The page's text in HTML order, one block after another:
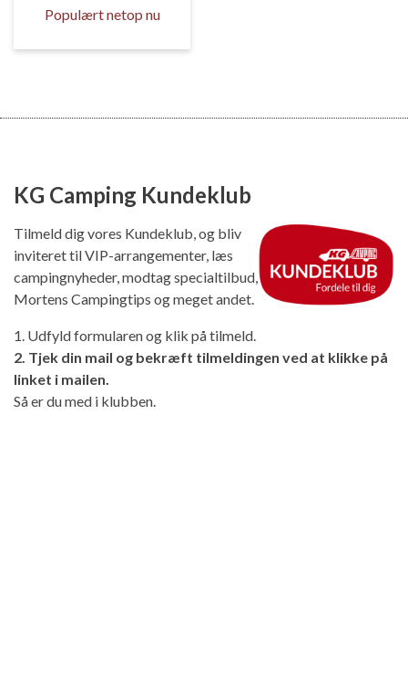
Populært netop nu
KG Camping Kundeklub
Tilmeld dig vores Kundeklub, og bliv
inviteret til VIP-arrangementer, læs
campingnyheder, modtag specialtilbud,
Mortens Campingtips og meget andet.
1. Udfyld formularen og klik på tilmeld.
2. Tjek din mail og bekræft tilmeldingen ved at klikke på
linket i mailen.
Så er du med i klubben.